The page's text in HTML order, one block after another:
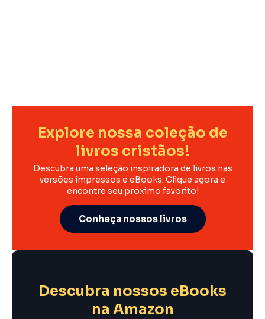
Explore nossa coleção de
livros cristãos!
Descubra uma seleção inspiradora de livros nas
versões impressos e eBooks. Clique agora e
encontre seu próximo favorito!
Conheça nossos livros
Descubra nossos eBooks
na Amazon